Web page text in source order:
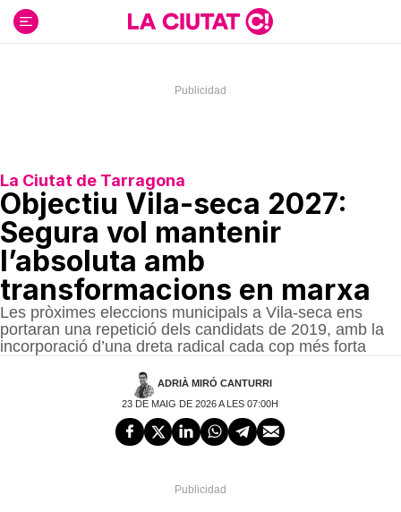
contenido
La Ciutat de Tarragona
Objectiu Vila-seca 2027:
Segura vol mantenir
l’absoluta amb
transformacions en marxa
Les pròximes eleccions municipals a Vila-seca ens
portaran una repetició dels candidats de 2019, amb la
incorporació d’una dreta radical cada cop més forta
ADRIÀ MIRÓ CANTURRI
23 DE MAIG DE 2026 A LES 07:00H